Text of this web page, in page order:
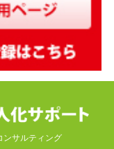
ンサルティング